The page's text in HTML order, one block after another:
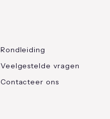
Rondleiding
Veelgestelde vragen
Contacteer ons